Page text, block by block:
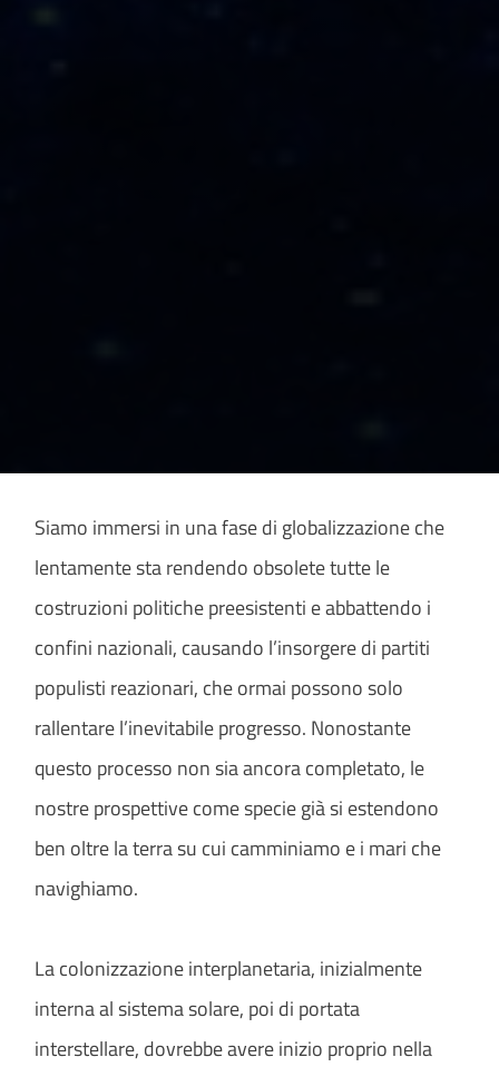
Siamo immersi in una fase di globalizzazione che
lentamente sta rendendo obsolete tutte le
costruzioni politiche preesistenti e abbattendo i
confini nazionali, causando l’insorgere di partiti
populisti reazionari, che ormai possono solo
rallentare l’inevitabile progresso. Nonostante
questo processo non sia ancora completato, le
nostre prospettive come specie già si estendono
ben oltre la terra su cui camminiamo e i mari che
navighiamo.
La colonizzazione interplanetaria, inizialmente
interna al sistema solare, poi di portata
interstellare, dovrebbe avere inizio proprio nella